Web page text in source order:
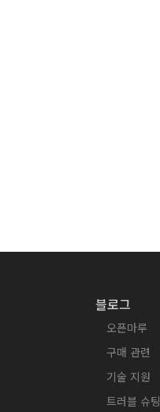
블로그
오픈마루
구매 관련
기술 지원
트러블 슈팅